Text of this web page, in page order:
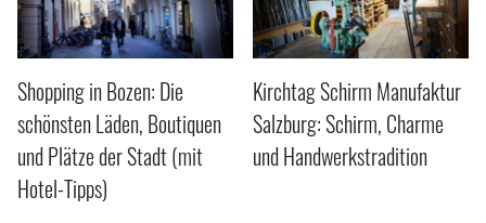
Shopping in Bozen: Die
schönsten Läden, Boutiquen
und Plätze der Stadt (mit
Hotel-Tipps)
Kirchtag Schirm Manufaktur
Salzburg: Schirm, Charme
und Handwerkstradition